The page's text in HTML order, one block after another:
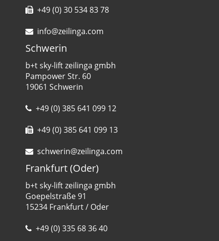
+49 (0) 30 534 83 78
info@zeilinga.com
Schwerin
b+t sky-lift zeilinga gmbh
Pampower Str. 60
19061 Schwerin
+49 (0) 385 641 099 12
+49 (0) 385 641 099 13
schwerin@zeilinga.com
Frankfurt (Oder)
b+t sky-lift zeilinga gmbh
Goepelstraße 91
15234 Frankfurt / Oder
+49 (0) 335 68 36 40